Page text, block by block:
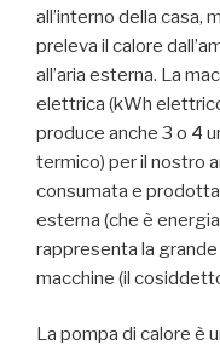
all’interno della casa,
preleva il calore
all’aria esterna. La
elettrica (kWh
produce anche 3 o 4
termico) per il nostro
consumata e prodotta
esterna (che è
rappresenta la
macchine (il
La pompa di calore è